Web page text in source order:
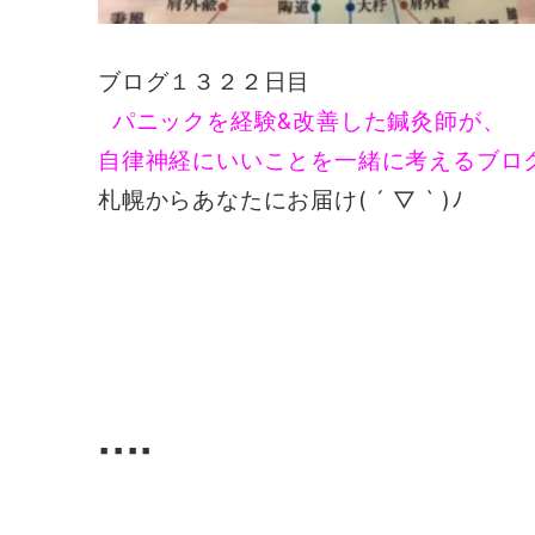
ブログ１３２２日目
パニックを経験&改善した鍼灸師が、
自律神経にいいことを一緒に考えるブロ
札幌からあなたにお届け( ´ ▽ ` )ﾉ
▪️▪️▪️▪️